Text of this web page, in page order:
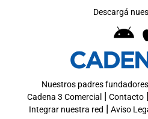
Descargá
Nuestros padres fundadores
Cadena 3 Comercial | Contacto|
Integrar nuestra red | Aviso